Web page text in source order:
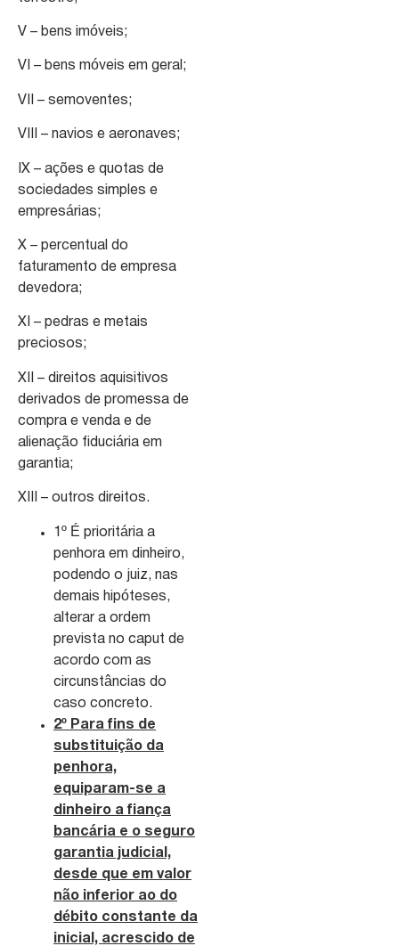
V – bens imóveis;
VI – bens móveis em geral;
VII – semoventes;
VIII – navios e aeronaves;
IX – ações e quotas de
sociedades simples e
empresárias;
X – percentual do
faturamento de empresa
devedora;
XI – pedras e metais
preciosos;
XII – direitos aquisitivos
derivados de promessa de
compra e venda e de
alienação fiduciária em
garantia;
XIII – outros direitos.
1º É prioritária a
penhora em dinheiro,
podendo o juiz, nas
demais hipóteses,
alterar a ordem
prevista no caput de
acordo com as
circunstâncias do
caso concreto.
2º Para fins de
substituição da
penhora,
equiparam-se a
dinheiro a fiança
bancária e o seguro
garantia judicial,
desde que em valor
não inferior ao do
débito constante da
inicial, acrescido de